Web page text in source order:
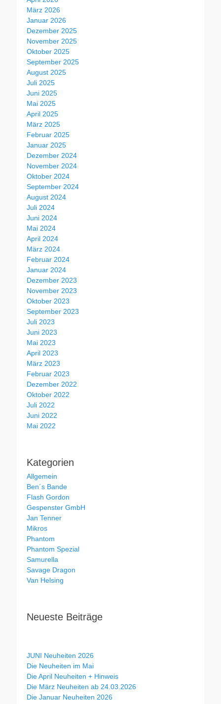
März 2026
Januar 2026
Dezember 2025
November 2025
Oktober 2025
September 2025
August 2025
Juli 2025
Juni 2025
Mai 2025
April 2025
März 2025
Februar 2025
Januar 2025
Dezember 2024
November 2024
Oktober 2024
September 2024
August 2024
Juli 2024
Juni 2024
Mai 2024
April 2024
März 2024
Februar 2024
Januar 2024
Dezember 2023
November 2023
Oktober 2023
September 2023
Juli 2023
Juni 2023
Mai 2023
April 2023
März 2023
Februar 2023
Dezember 2022
Oktober 2022
Juli 2022
Juni 2022
Mai 2022
Kategorien
Allgemein
Ben´s Bande
Flash Gordon
Gespenster GmbH
Jan Tenner
Mikros
Phantom
Phantom Spezial
Samurella
Savage Dragon
Van Helsing
Neueste Beiträge
JUNI Neuheiten 2026
Die Neuheiten im Mai
Die April Neuheiten + Hinweis
Die März Neuheiten ab 24.03.2026
Die Januar Neuheiten 2026